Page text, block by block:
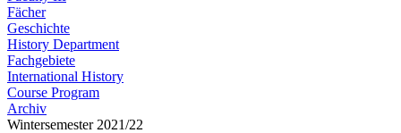
Fächer
Geschichte
History Department
Fachgebiete
International History
Course Program
Archiv
Wintersemester 2021/22